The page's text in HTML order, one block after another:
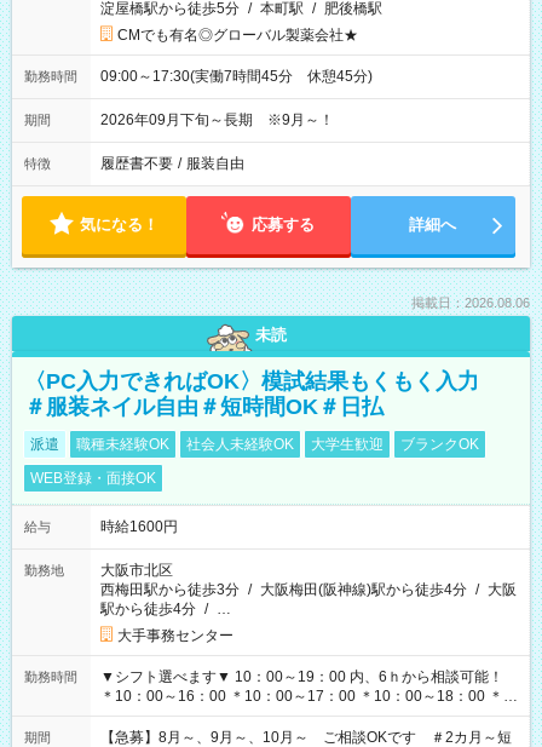
淀屋橋駅から徒歩5分 / 本町駅 / 肥後橋駅
CMでも有名◎グローバル製薬会社★
勤務時間 09:00～17:30(実働7時間45分 休憩45分)
期間 2026年09月下旬～長期 ※9月～！
特徴 履歴書不要 / 服装自由
気になる！ 応募する 詳細へ
掲載日：2026.08.06
未読
〈PC入力できればOK〉模試結果もくもく入力
＃服装ネイル自由＃短時間OK＃日払
派遣 職種未経験OK 社会人未経験OK 大学生歓迎
ブランクOK
WEB登録・面接OK
給与 時給1600円
勤務地
大阪市北区
西梅田駅から徒歩3分 / 大阪梅田(阪神線)駅から徒歩4分 / 大阪
駅から徒歩4分 / …
大手事務センター
勤務時間
▼シフト選べます▼ 10：00～19：00 内、6ｈから相談可能！
＊10：00～16：00 ＊10：00～17：00 ＊10：00～18：00 ＊
11：00～19：00 ＊12：00～19：00 ＊13：00～19：00
期間
【急募】8月～、9月～、10月～ ご相談OKです ＃2カ月～短